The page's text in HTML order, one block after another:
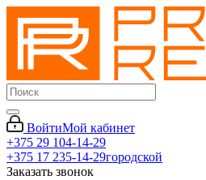
ВойтиМой кабинет
+375 29 104-14-29
+375 17 235-14-29городской
Заказать звонок